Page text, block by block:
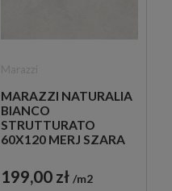
MARAZZI NATURALIA
BIANCO
STRUTTURATO
60X120 MERJ SZARA
STRUKTULARNA
IMITUJĄCA KAMIEŃ
199,00 zł m2